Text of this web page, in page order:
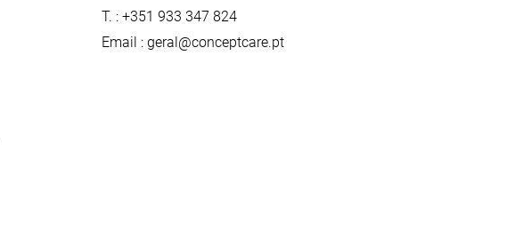
T. : +351 933 347 824
Email : geral@conceptcare.pt